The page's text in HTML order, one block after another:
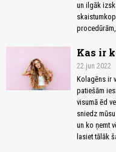
un ilgāk
Kas ir
22.jun 2022
Kolagēns ir
patiešām
visumā ēd
sniedz
un ko ņemt
lasiet tālāk